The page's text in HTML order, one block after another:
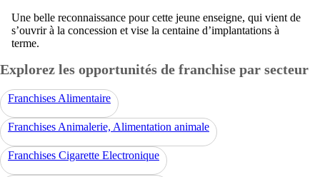
Une belle reconnaissance pour cette jeune enseigne, qui vient de
s’ouvrir à la concession et vise la centaine d’implantations à
terme.
Explorez les opportunités de franchise par secteur
Franchises Alimentaire
Franchises Animalerie, Alimentation animale
Franchises Cigarette Electronique